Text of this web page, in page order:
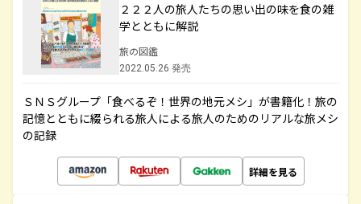
２２２人の旅人たちの思い出の味を食の雑
学とともに解説
旅の図鑑
2022.05.26 発売
ＳＮＳグループ「食べるぞ！世界の地元メシ」が書籍化！旅の
記憶とともに綴られる旅人による旅人のためのリアルな旅メシ
の記録
詳細を見る